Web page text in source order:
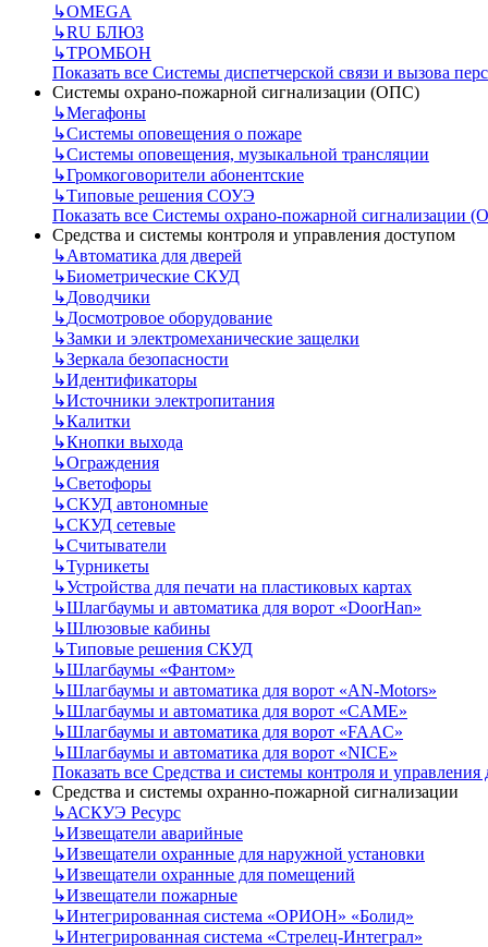
↳OMEGA
↳RU БЛЮЗ
↳ТРОМБОН
Показать все Системы диспетчерской связи и вызова
Системы охрано-пожарной сигнализации (ОПС)
↳Мегафоны
↳Системы оповещения о пожаре
↳Системы оповещения, музыкальной трансляции
↳Громкоговорители абонентские
↳Типовые решения СОУЭ
Показать все Системы охрано-пожарной сигнализации
Средства и системы контроля и управления доступом
↳Автоматика для дверей
↳Биометрические СКУД
↳Доводчики
↳Досмотровое оборудование
↳Замки и электромеханические защелки
↳Зеркала безопасности
↳Идентификаторы
↳Источники электропитания
↳Калитки
↳Кнопки выхода
↳Ограждения
↳Светофоры
↳СКУД автономные
↳СКУД сетевые
↳Считыватели
↳Турникеты
↳Устройства для печати на пластиковых картах
↳Шлагбаумы и автоматика для ворот «DoorHan»
↳Шлюзовые кабины
↳Типовые решения СКУД
↳Шлагбаумы «Фантом»
↳Шлагбаумы и автоматика для ворот «AN-Motors»
↳Шлагбаумы и автоматика для ворот «CAME»
↳Шлагбаумы и автоматика для ворот «FAAC»
↳Шлагбаумы и автоматика для ворот «NICE»
Показать все Средства и системы контроля и управления
Средства и системы охранно-пожарной сигнализации
↳АСКУЭ Ресурс
↳Извещатели аварийные
↳Извещатели охранные для наружной установки
↳Извещатели охранные для помещений
↳Извещатели пожарные
↳Интегрированная система «ОРИОН» «Болид»
↳Интегрированная система «Стрелец-Интеграл»